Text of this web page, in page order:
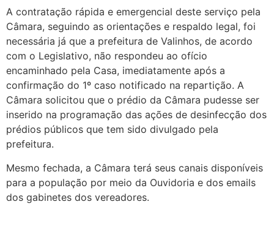
A contratação rápida e emergencial deste serviço pela
Câmara, seguindo as orientações e respaldo legal, foi
necessária já que a prefeitura de Valinhos, de acordo
com o Legislativo, não respondeu ao ofício
encaminhado pela Casa, imediatamente após a
confirmação do 1º caso notificado na repartição. A
Câmara solicitou que o prédio da Câmara pudesse ser
inserido na programação das ações de desinfecção dos
prédios públicos que tem sido divulgado pela
prefeitura.
Mesmo fechada, a Câmara terá seus canais disponíveis
para a população por meio da Ouvidoria e dos emails
dos gabinetes dos vereadores.